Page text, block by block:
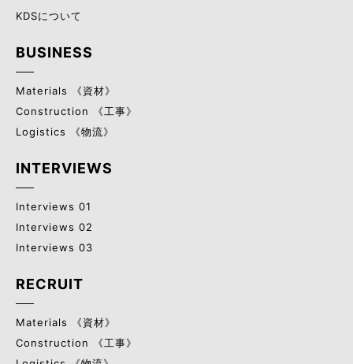
KDSについて
BUSINESS
Materials 《資材》
Construction 《工事》
Logistics 《物流》
INTERVIEWS
Interviews 01
Interviews 02
Interviews 03
RECRUIT
Materials 《資材》
Construction 《工事》